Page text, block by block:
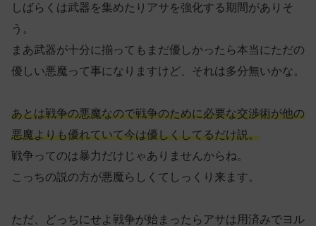
しばらくは武器を集めたりアサを強化する期間がありそ
う。
まあ武器が十分に揃ってもまだ優しかったら本当にただの
優しい悪魔って事になりますけど、それは多分無いかな。
あとは戦争の悪魔なので戦争のために必要な交渉術が他の
悪魔よりも優れていて今は優しくしてるだけ説。
戦争ってのは暴力だけじゃありませんからね。
こっちの説の方が悪魔らしくてしっくり来ます。
ただ、どっちにせよ戦争が始まったらアサは用済みでヨル